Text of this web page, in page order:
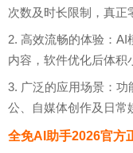
次数及时长限制，真正
2. 高效流畅的体验：
内容，软件优化后体积
3. 广泛的应用场景：
公、自媒体创作及日常
全免AI助手2026官方